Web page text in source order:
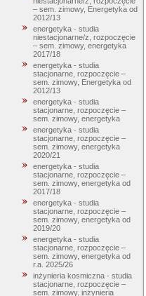
– sem. zimowy, Energetyka od
2012/13
energetyka - studia
niestacjonarne/z, rozpoczęcie
– sem. zimowy, energetyka
2017/18
energetyka - studia
stacjonarne, rozpoczęcie –
sem. zimowy, Energetyka od
2012/13
energetyka - studia
stacjonarne, rozpoczęcie –
sem. zimowy, energetyka
energetyka - studia
stacjonarne, rozpoczęcie –
sem. zimowy, energetyka
2020/21
energetyka - studia
stacjonarne, rozpoczęcie –
sem. zimowy, energetyka od
2017/18
energetyka - studia
stacjonarne, rozpoczęcie –
sem. zimowy, energetyka od
2019/20
energetyka - studia
stacjonarne, rozpoczęcie –
sem. zimowy, energetyka od
r.a. 2025/26
inżynieria kosmiczna - studia
stacjonarne, rozpoczęcie –
sem. zimowy, inżynieria